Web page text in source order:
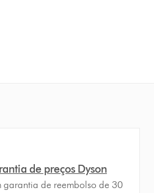
de preços Dyson
garantia de reembolso de 30